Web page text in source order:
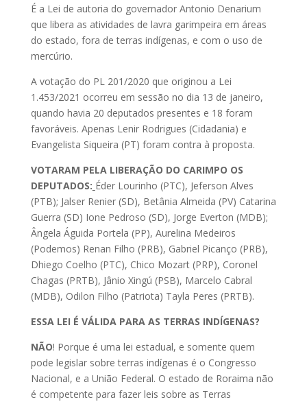
É a Lei de autoria do governador Antonio Denarium
que libera as atividades de lavra garimpeira em áreas
do estado, fora de terras indígenas, e com o uso de
mercúrio.
A votação do PL 201/2020 que originou a Lei
1.453/2021 ocorreu em sessão no dia 13 de janeiro,
quando havia 20 deputados presentes e 18 foram
favoráveis. Apenas Lenir Rodrigues (Cidadania) e
Evangelista Siqueira (PT) foram contra à proposta.
VOTARAM PELA LIBERAÇÃO DO CARIMPO OS
DEPUTADOS: Éder Lourinho (PTC), Jeferson Alves
(PTB); Jalser Renier (SD), Betânia Almeida (PV) Catarina
Guerra (SD) Ione Pedroso (SD), Jorge Everton (MDB);
Ângela Águida Portela (PP), Aurelina Medeiros
(Podemos) Renan Filho (PRB), Gabriel Picanço (PRB),
Dhiego Coelho (PTC), Chico Mozart (PRP), Coronel
Chagas (PRTB), Jânio Xingú (PSB), Marcelo Cabral
(MDB), Odilon Filho (Patriota) Tayla Peres (PRTB).
ESSA LEI É VÁLIDA PARA AS TERRAS INDÍGENAS?
NÃO! Porque é uma lei estadual, e somente quem
pode legislar sobre terras indígenas é o Congresso
Nacional, e a União Federal. O estado de Roraima não
é competente para fazer leis sobre as Terras